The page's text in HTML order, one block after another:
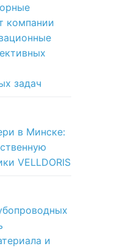
компании
задач
в Минске:
VELLDORIS
и